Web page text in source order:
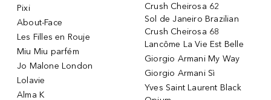
Pixi
About-Face
Les Filles en Rouje
Miu Miu parfém
Jo Malone London
Lolavie
Alma K
Crush Cheirosa 62
Sol de Janeiro Brazilian
Crush Cheirosa 68
Lancôme La Vie Est Belle
Giorgio Armani My Way
Giorgio Armani Sì
Yves Saint Laurent Black